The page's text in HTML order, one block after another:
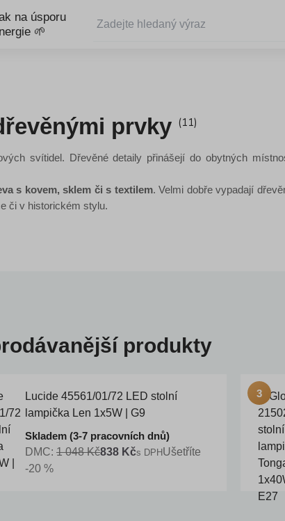
na úsporu
🌱
prvky (11)
svítidel. Dřevěné detaily přinášejí do obytných
s kovem, sklem či s textilem. Velmi dobře vypadají
či v historickém stylu.
produkty
Lucide 45561/01/72 LED stolní
lampička Len 1x5W | G9
Skladem (3-7 pracovních dnů)
DMC: 1 048 Kč838 Kčs DPH Ušetříte
-20 %